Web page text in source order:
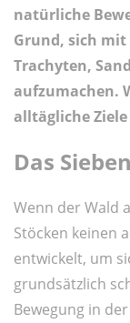
natürliche
Grund, sich
Trachyten,
aufzumachen.
alltägliche
Das
Wenn der Wald
Stöcken keinen
entwickelt, um
grundsätzlich
Bewegung in